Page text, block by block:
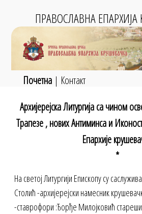
ПРАВОСЛАВНА
Почетна| Контакт
Архијерејска Литургија са чином
Трапезе , нових Антиминса и
Епархије
*
На светој Литургији Епископу су
Столић -архијерејски намесник
-ставрофори :Ђорђе Милојковић